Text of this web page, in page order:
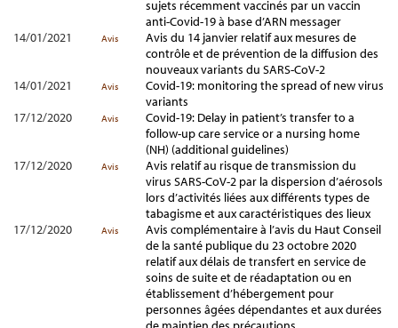
sujets récemment vaccinés par un vaccin
anti-Covid-19 à base d’ARN messager
14/01/2021
Avis
Avis du 14 janvier relatif aux mesures de
contrôle et de prévention de la diffusion des
nouveaux variants du SARS-CoV-2
14/01/2021
Avis
Covid-19: monitoring the spread of new virus
variants
17/12/2020
Avis
Covid-19: Delay in patient’s transfer to a
follow-up care service or a nursing home
(NH) (additional guidelines)
17/12/2020
Avis
Avis relatif au risque de transmission du
virus SARS-CoV-2 par la dispersion d’aérosols
lors d’activités liées aux différents types de
tabagisme et aux caractéristiques des lieux
17/12/2020
Avis
Avis complémentaire à l’avis du Haut Conseil
de la santé publique du 23 octobre 2020
relatif aux délais de transfert en service de
soins de suite et de réadaptation ou en
établissement d’hébergement pour
personnes âgées dépendantes et aux durées